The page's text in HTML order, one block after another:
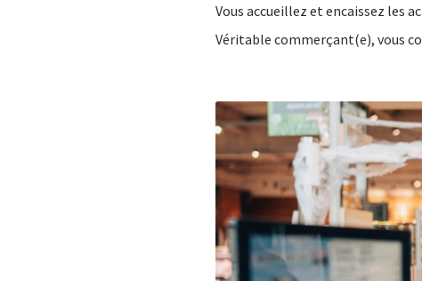
Vous accueillez et encaissez les
Véritable commerçant(e), vous